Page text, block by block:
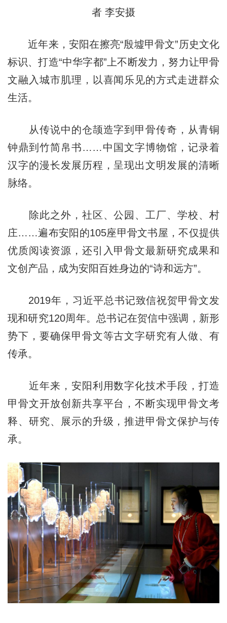
者 李安摄
近年来，安阳在擦亮“殷墟甲骨文”历史文化
标识、打造“中华字都”上不断发力，努力让甲骨
文融入城市肌理，以喜闻乐见的方式走进群众
生活。
从传说中的仓颉造字到甲骨传奇，从青铜
钟鼎到竹简帛书……中国文字博物馆，记录着
汉字的漫长发展历程，呈现出文明发展的清晰
脉络。
除此之外，社区、公园、工厂、学校、村
庄……遍布安阳的105座甲骨文书屋，不仅提供
优质阅读资源，还引入甲骨文最新研究成果和
文创产品，成为安阳百姓身边的“诗和远方”。
2019年，习近平总书记致信祝贺甲骨文发
现和研究120周年。总书记在贺信中强调，新形
势下，要确保甲骨文等古文字研究有人做、有
传承。
近年来，安阳利用数字化技术手段，打造
甲骨文开放创新共享平台，不断实现甲骨文考
释、研究、展示的升级，推进甲骨文保护与传
承。